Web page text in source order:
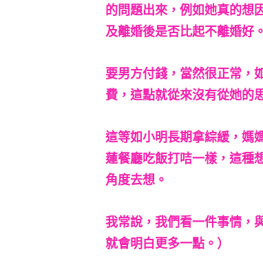
的問題出來，例如她真的想
及離婚後是否比起不離婚好。
要男方付錢，當然很正常，
費，這點就從來沒有從她的
這等如小明長期拿綜緩，媽
蓮餐廳吃飯打咭一樣，這種
角度去想。
我常說，我們看一件事情，
就會明白更多一點。）